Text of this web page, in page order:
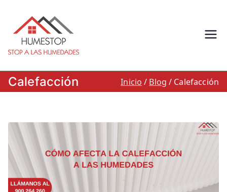
contenido
Stop a las
humedades.
900 264 260
capilaridad, filtracion o
condensacion: Humestop
Calefacción Inicio Blog Calefacción